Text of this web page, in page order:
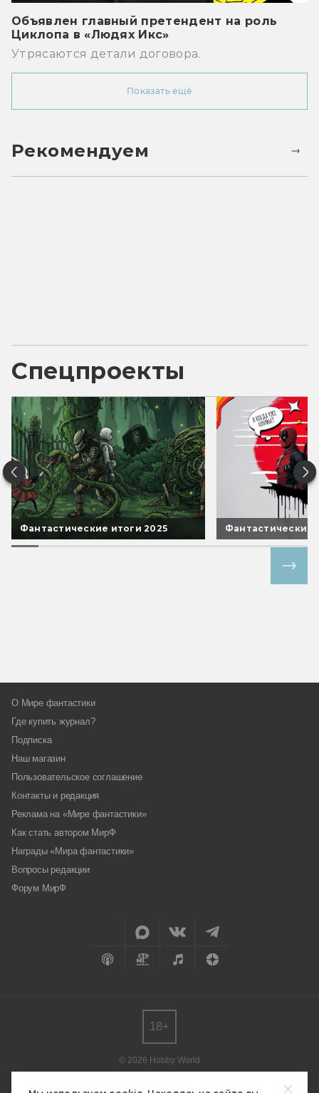
Объявлен главный претендент на роль
Циклопа в «Людях Икс»
Утрясаются детали договора.
Показать ещё
Рекомендуем
Спецпроекты
Фантастические итоги 2025 Фантастические
О Мире фантастики
Где купить журнал?
Подписка
Наш магазин
Пользовательское соглашение
Контакты и редакция
Реклама на «Мире фантастики»
Как стать автором МирФ
Награды «Мира фантастики»
Вопросы редакции
Форум МирФ
© 2026 Hobby World
редакции.
18+